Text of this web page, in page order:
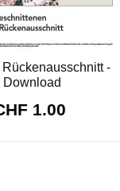
Rückenausschnitt -
Download
1.00